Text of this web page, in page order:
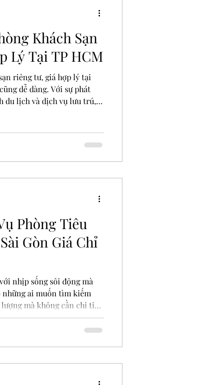
Khách Sạn
Lý Tại TP HCM
riêng tư, giá hợp lý tại
dễ dàng. Với sự phát
du lịch và dịch vụ lưu trú,
qua đêm tại TP.HCM, đảm
toàn và tiết kiệm. Phòng
Phòng Tiêu
Gòn Giá Chỉ
nhịp sống sôi động mà
những ai muốn tìm kiếm
mà không cần chi tiêu
một khách sạn
Phòng khách sạn tiêu
từ 300k Tại sao chọn